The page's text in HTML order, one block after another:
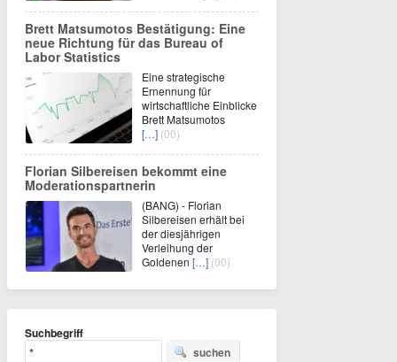
Brett Matsumotos Bestätigung: Eine
neue Richtung für das Bureau of
Labor Statistics
Eine strategische
Ernennung für
wirtschaftliche Einblicke
Brett Matsumotos
[…] (00)
Florian Silbereisen bekommt eine
Moderationspartnerin
(BANG) - Florian
Silbereisen erhält bei
der diesjährigen
Verleihung der
Goldenen […] (00)
Suchbegriff
suchen